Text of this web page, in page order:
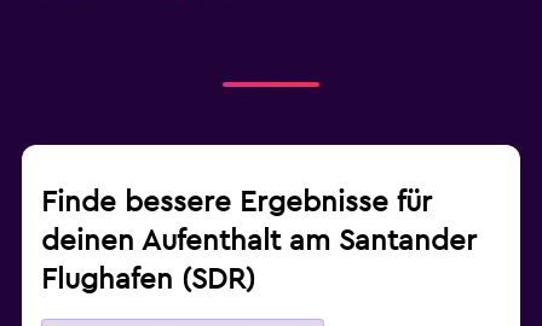
Finde bessere Ergebnisse für
deinen Aufenthalt am Santander
Flughafen (SDR)